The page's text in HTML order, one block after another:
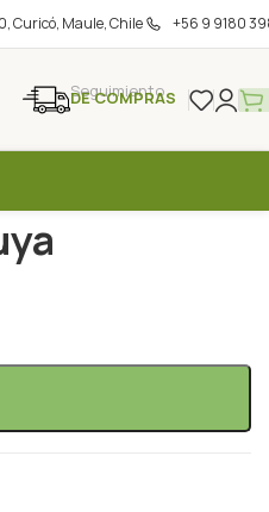
Curicó, Maule, Chile +56 9 9180
Seguimiento
DE COMPRAS